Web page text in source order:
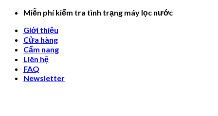
Skip
content
Miễn phí kiểm tra tình trạng máy lọc nước
Giới thiệu
Cửa hàng
Cẩm nang
Liên hệ
FAQ
Newsletter